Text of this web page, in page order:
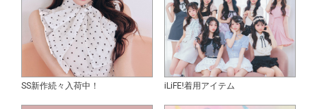
SS新作続々入荷中！ iLiFE!着用アイテム